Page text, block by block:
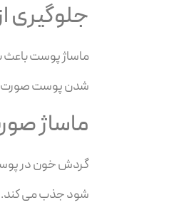
جلوگیری
ماساژ پوست باعث
شدن پوست صورت
ماساژ
گردش خون در
شود جذب می